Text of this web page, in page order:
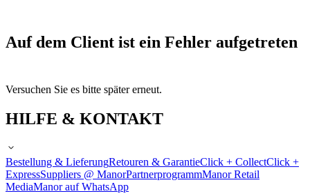
Auf dem Client ist ein Fehler aufgetreten
Versuchen Sie es bitte später erneut.
HILFE & KONTAKT
Bestellung & LieferungRetouren & GarantieClick + CollectClick +
ExpressSuppliers @ ManorPartnerprogrammManor Retail
MediaManor auf WhatsApp